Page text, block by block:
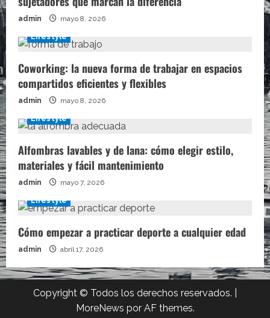
admin mayo 8, 2026
Lifestyle
Coworking: la nueva forma de trabajar en espacios
compartidos eficientes y flexibles
admin mayo 8, 2026
Lifestyle
Alfombras lavables y de lana: cómo elegir estilo,
materiales y fácil mantenimiento
admin mayo 7, 2026
Lifestyle
Cómo empezar a practicar deporte a cualquier edad
admin abril 17, 2026
Copyright © Todos los derechos reservados.
MoreNews por AF themes.